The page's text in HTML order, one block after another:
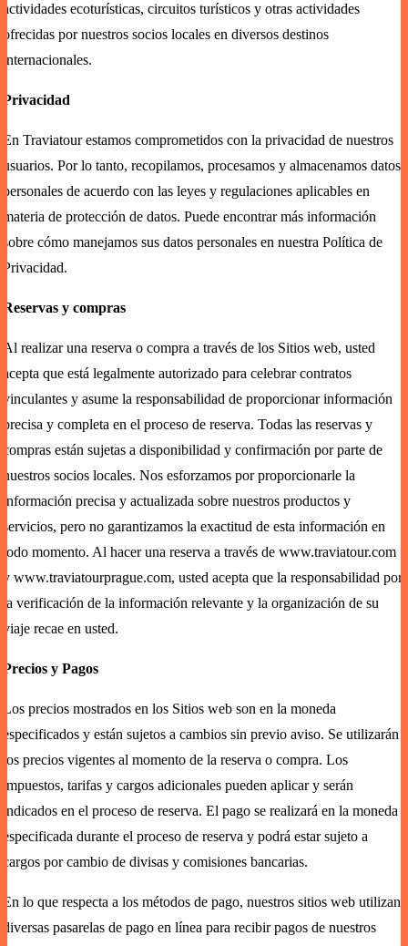
actividades ecoturísticas, circuitos turísticos y otras actividades
ofrecidas por nuestros socios locales en diversos destinos
internacionales.
Privacidad
En Traviatour estamos comprometidos con la privacidad de nuestros
usuarios. Por lo tanto, recopilamos, procesamos y almacenamos datos
personales de acuerdo con las leyes y regulaciones aplicables en
materia de protección de datos. Puede encontrar más información
sobre cómo manejamos sus datos personales en nuestra Política de
Privacidad.
Reservas y compras
Al realizar una reserva o compra a través de los Sitios web, usted
acepta que está legalmente autorizado para celebrar contratos
vinculantes y asume la responsabilidad de proporcionar información
precisa y completa en el proceso de reserva. Todas las reservas y
compras están sujetas a disponibilidad y confirmación por parte de
nuestros socios locales. Nos esforzamos por proporcionarle la
información precisa y actualizada sobre nuestros productos y
servicios, pero no garantizamos la exactitud de esta información en
todo momento. Al hacer una reserva a través de www.traviatour.com
y www.traviatourprague.com, usted acepta que la responsabilidad por
la verificación de la información relevante y la organización de su
viaje recae en usted.
Precios y Pagos
Los precios mostrados en los Sitios web son en la moneda
especificados y están sujetos a cambios sin previo aviso. Se utilizarán
los precios vigentes al momento de la reserva o compra. Los
impuestos, tarifas y cargos adicionales pueden aplicar y serán
indicados en el proceso de reserva. El pago se realizará en la moneda
especificada durante el proceso de reserva y podrá estar sujeto a
cargos por cambio de divisas y comisiones bancarias.
En lo que respecta a los métodos de pago, nuestros sitios web utilizan
diversas pasarelas de pago en línea para recibir pagos de nuestros